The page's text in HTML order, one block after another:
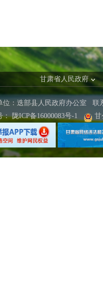
甘肃省人民政府
：迭部县人民政府办公室 联
： 陇ICP备16000083号-1 甘